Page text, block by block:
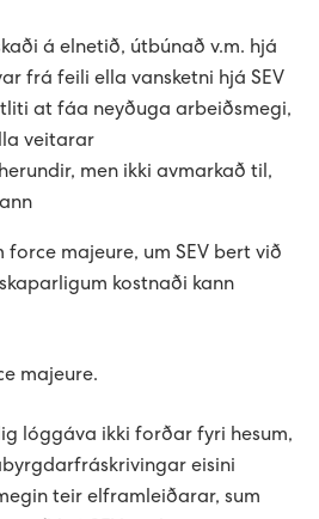
á elnetið, útbúnað v.m. hjá
frá feili ella vansketni hjá SEV
at fáa neyðuga arbeiðsmegi,
veitarar
men ikki avmarkað til,
majeure, um SEV bert við
kostnaði kann
majeure.
lóggáva ikki forðar fyri hesum,
eisini
teir elframleiðarar, sum